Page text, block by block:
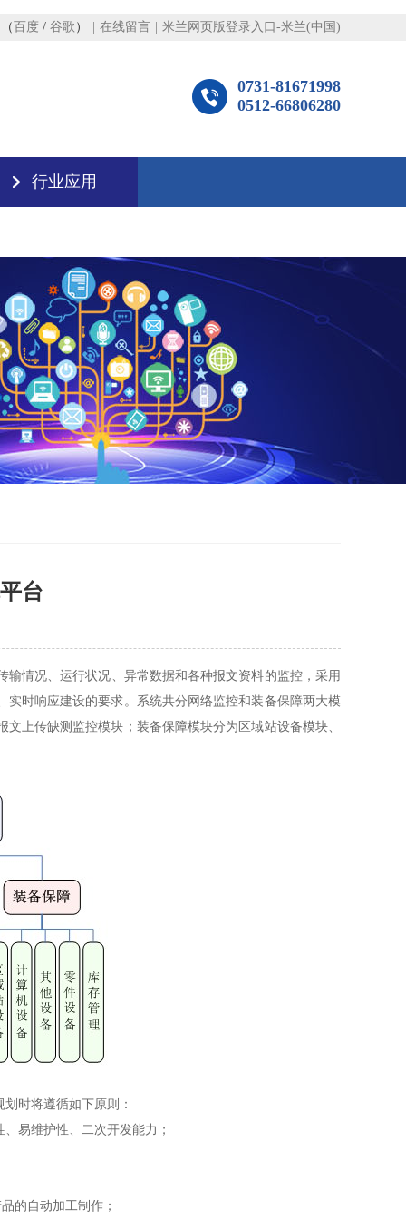
（ 百度 / 谷歌 ） 在线留言 米兰网页版登录入口-米兰(中国)
0731-81671998
0512-66806280
行业应用
台
情况、运行状况、异常数据和各种报文资料的监控，采用
时响应建设的要求。系统共分网络监控和装备保障两大模
上传缺测监控模块；装备保障模块分为区域站设备模块、
规划时将遵循如下原则：
易维护性、二次开发能力；
的自动加工制作；